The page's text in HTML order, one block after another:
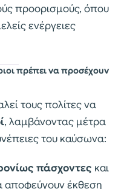
προορισμούς, όπου
ενέργειες
πρέπει να προσέχουν
τους πολίτες να
, λαμβάνοντας μέτρα
του καύσωνα:
πάσχοντες και
αποφεύγουν έκθεση